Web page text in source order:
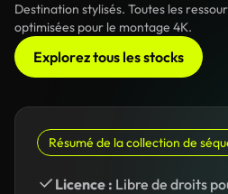
Destination stylisés. Toutes les
optimisées pour le montage 4K.
Explorez tous les stocks
Résumé de la collection de
Licence : Libre de droits